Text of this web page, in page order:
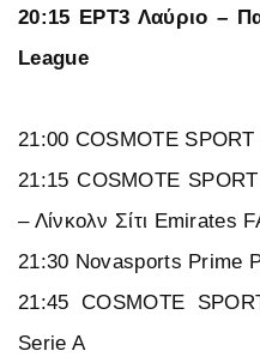
20:15 ΕΡΤ3 Λαύριο –
League
21:00 COSMOTE
21:15 COSMOTE
– Λίνκολν Σίτι Emirates
21:30 Novasports Prime
21:45 COSMOTE
Serie A